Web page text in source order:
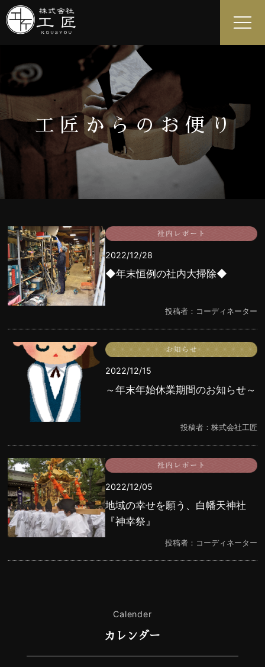
工匠からのお便り
2022/12/28
◆年末恒例の社内大掃除◆
投稿者：コーディネーター
2022/12/15
～年末年始休業期間のお知らせ～
投稿者：株式会社工匠
2022/12/05
地域の幸せを願う、白幡天神社
『神幸祭』
投稿者：コーディネーター
Calender
カレンダー